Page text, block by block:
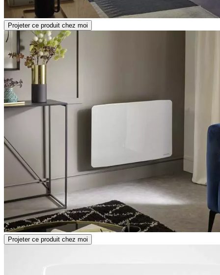
Projeter ce produit chez moi
Projeter ce produit chez moi